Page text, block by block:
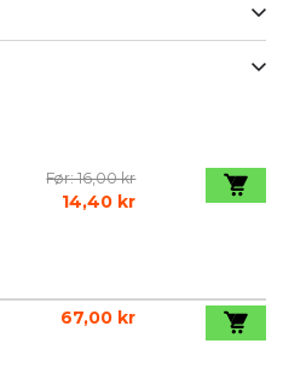
Før: 16,00 kr
14,40 kr
67,00 kr